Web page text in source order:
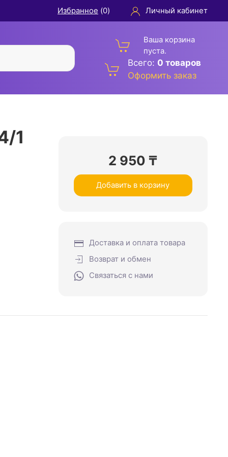
Избранное (0) Личный кабинет
Ваша корзина
пуста.
Всего: 0 товаров
Оформить заказ
1
2 950 ₸
Добавить в корзину
Доставка и оплата товара
Возврат и обмен
Связаться с нами